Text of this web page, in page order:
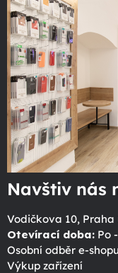
Navštiv nás
Vodičkova 10, Praha
Otevírací doba: Po
Osobní odběr e-shopu
Výkup zařízení